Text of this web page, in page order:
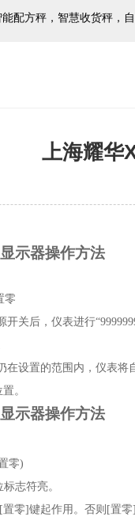
上海耀华
示器操作方法
零
关后，仪表进行
设置的范围内，仪表
。
示器操作方法
零)
志符亮。
零]键起作用。否则[置